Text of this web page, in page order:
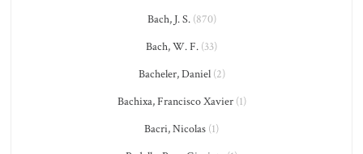
Bach, J. S.(870)
Bach, W. F. (33)
Bacheler, Daniel(2)
Bachixa, Francisco Xavier(1)
Bacri, Nicolas (1)